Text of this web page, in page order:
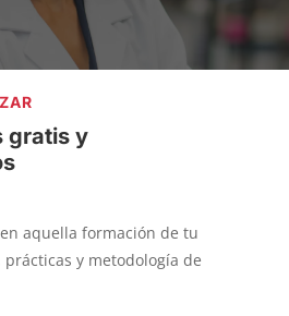
gratis y
aquella formación de tu
y metodología de